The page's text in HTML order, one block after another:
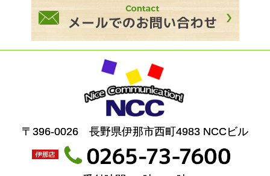
〒396-0026 長野県伊那市西町4983 NCCビル